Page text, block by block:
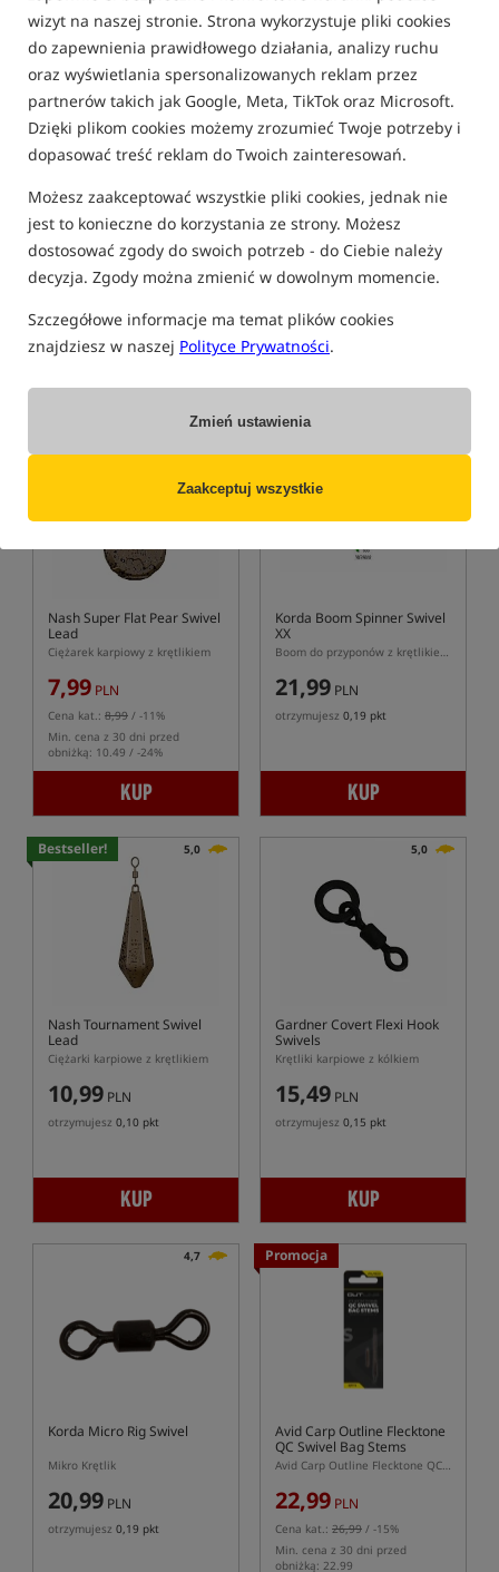
wizyt na naszej stronie. Strona wykorzystuje pliki cookies
do zapewnienia prawidłowego działania, analizy ruchu
oraz wyświetlania spersonalizowanych reklam przez
partnerów takich jak Google, Meta, TikTok oraz Microsoft.
Dzięki plikom cookies możemy zrozumieć Twoje potrzeby i
dopasować treść reklam do Twoich zainteresowań.
Możesz zaakceptować wszystkie pliki cookies, jednak nie
jest to konieczne do korzystania ze strony. Możesz
dostosować zgody do swoich potrzeb - do Ciebie należy
decyzja. Zgody można zmienić w dowolnym momencie.
Szczegółowe informacje ma temat plików cookies
znajdziesz w naszej Polityce Prywatności.
Zmień ustawienia
Zaakceptuj wszystkie
Bestseller!
Korda Distance Casting
Swivel
Ciężarek z krętlikiem - daleki rzut
10,99PLN
KUP
Promocja
Korda Tournament Casting
Swivel
Ciężarek z krętlikiem do rzutów
8,99PLN
Min. cena z 30 dni przed
obniżką: 8.99
KUP
Nash Super Flat Pear Swivel
Lead
Ciężarek karpiowy z krętlikiem
7,99 PLN
Cena kat.: 8,99 / -11%
Min. cena z 30 dni przed
obniżką: 10.49 / -24%
KUP
Korda Boom Spinner Swivel
XX
Boom do przyponów z krętlikiem Spinner Swivel XX
21,99 PLN
otrzymujesz 0,19 pkt
KUP
Bestseller! 5,0
Nash Tournament Swivel
Lead
Ciężarki karpiowe z krętlikiem
10,99 PLN
otrzymujesz 0,10 pkt
KUP
5,0
Gardner Covert Flexi Hook
Swivels
Krętliki karpiowe z kólkiem
15,49 PLN
otrzymujesz 0,15 pkt
KUP
4,7
Korda Micro Rig Swivel
Mikro Krętlik
20,99 PLN
otrzymujesz 0,19 pkt
Promocja
Avid Carp Outline Flecktone
QC Swivel Bag Stems
Avid Carp Outline Flecktone QC Bag Stem – Trzpienie do zestawów Solid Bag
22,99 PLN
Cena kat.: 26,99 / -15%
Min. cena z 30 dni przed
obniżką: 22.99